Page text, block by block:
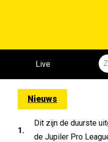
Live
Nieuws
1.
Dit zijn de duurste
de Jupiler Pro